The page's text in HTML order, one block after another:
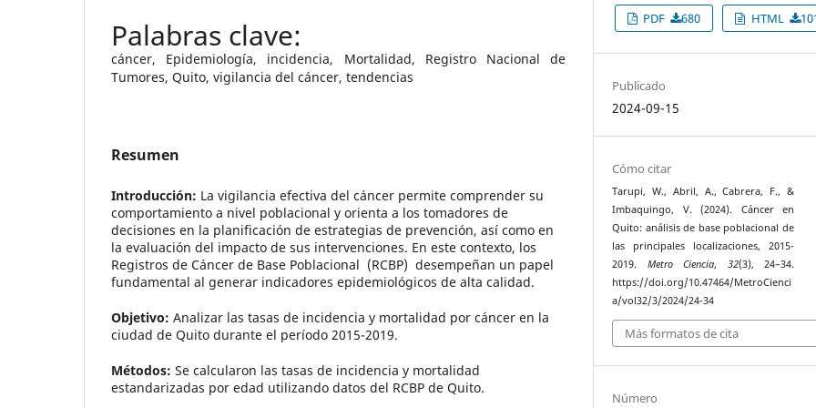
cáncer, Epidemiología, incidencia, Mortalidad, Registro Nacional de
Tumores, Quito, vigilancia del cáncer, tendencias
Resumen
Introducción: La vigilancia efectiva del cáncer permite comprender su
comportamiento a nivel poblacional y orienta a los tomadores de
decisiones en la planificación de estrategias de prevención, así como en
la evaluación del impacto de sus intervenciones. En este contexto, los
Registros de Cáncer de Base Poblacional (RCBP) desempeñan un papel
fundamental al generar indicadores epidemiológicos de alta calidad.
Objetivo: Analizar las tasas de incidencia y mortalidad por cáncer en la
ciudad de Quito durante el período 2015-2019.
Métodos: Se calcularon las tasas de incidencia y mortalidad
estandarizadas por edad utilizando datos del RCBP de Quito.
PDF 680 HTML
Publicado
2024-09-15
Cómo citar
Tarupi, W., Abril, A., Cabrera, F., &
Imbaquingo, V. (2024). Cáncer en
Quito: análisis de base poblacional de
las principales localizaciones, 2015-
2019. Metro Ciencia, 32(3), 24–34.
https://doi.org/10.47464/MetroCienci
a/vol32/3/2024/24-34
Más formatos de cita
Número